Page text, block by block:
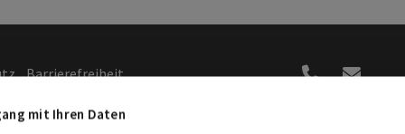
mit Ihren Daten
Barrierefreiheit